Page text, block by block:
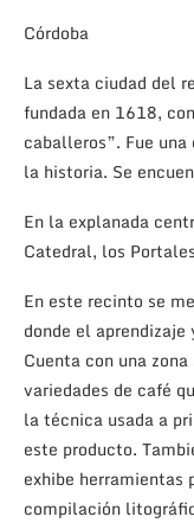
Córdoba
La sexta ciudad del
fundada en 1618,
caballeros”. Fue
la historia. Se
En la explanada
Catedral, los
En este recinto se
donde el
Cuenta con una
variedades de café
la técnica usada a
este producto.
exhibe herramientas
compilación